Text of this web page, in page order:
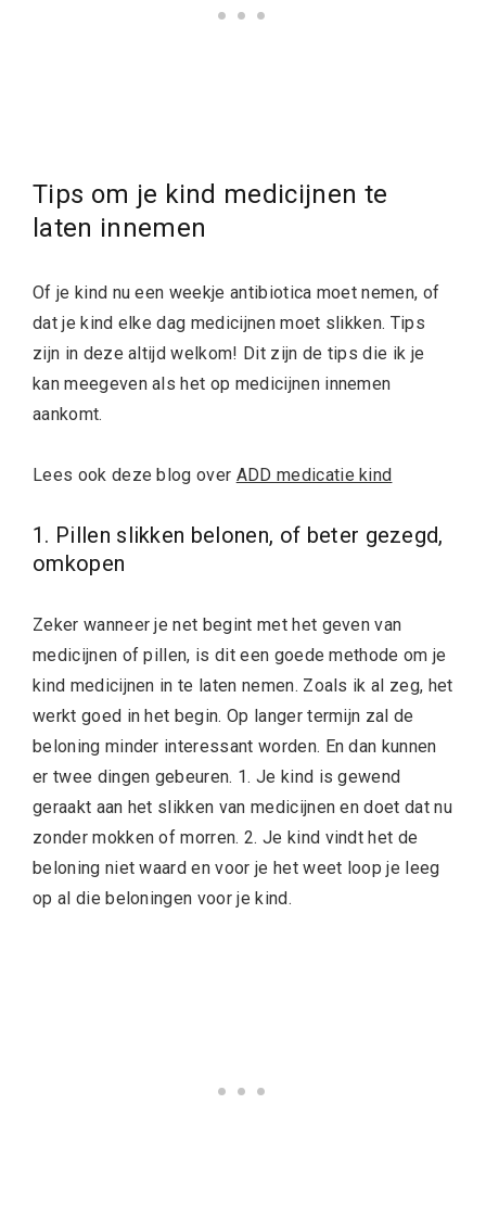
Tips om je kind medicijnen te
laten innemen
Of je kind nu een weekje antibiotica moet nemen, of
dat je kind elke dag medicijnen moet slikken. Tips
zijn in deze altijd welkom! Dit zijn de tips die ik je
kan meegeven als het op medicijnen innemen
aankomt.
Lees ook deze blog over ADD medicatie kind
1. Pillen slikken belonen, of beter gezegd,
omkopen
Zeker wanneer je net begint met het geven van
medicijnen of pillen, is dit een goede methode om je
kind medicijnen in te laten nemen. Zoals ik al zeg, het
werkt goed in het begin. Op langer termijn zal de
beloning minder interessant worden. En dan kunnen
er twee dingen gebeuren. 1. Je kind is gewend
geraakt aan het slikken van medicijnen en doet dat nu
zonder mokken of morren. 2. Je kind vindt het de
beloning niet waard en voor je het weet loop je leeg
op al die beloningen voor je kind.